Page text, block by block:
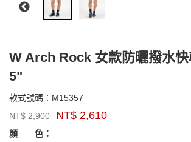
W Arch Rock 女款防曬撥水
5"
款式號碼： M15357
牌：
Marmot
NT$2,900 NT$ 2,610
GOODS000000000000004214760
顏 色：